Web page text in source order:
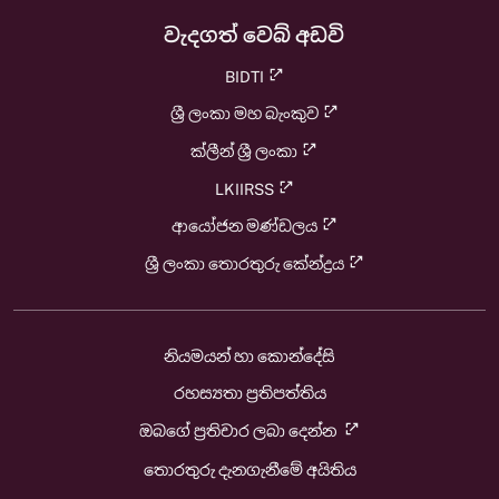
වැදගත් වෙබ් අඩවි
BIDTI
ශ්‍රී ලංකා මහ බැංකුව
ක්ලීන් ශ්‍රී ලංකා
LKIIRSS
ආයෝජන මණ්ඩලය
ශ්‍රී ලංකා තොරතුරු කේන්ද්‍රය
නියමයන් හා කොන්දේසි
රහස්‍යතා ප්‍රතිපත්තිය
ඔබගේ ප්‍රතිචාර ලබා දෙන්න
තොරතුරු දැනගැනීමේ අයිතිය